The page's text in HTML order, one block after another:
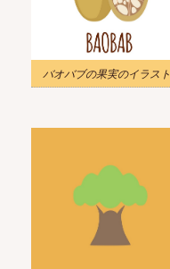
バオバブの果実のイラスト